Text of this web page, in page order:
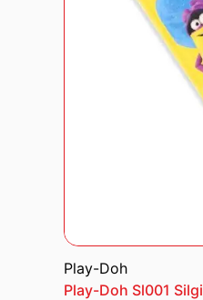
Play-Doh
Play-Doh Sl001 Silgi